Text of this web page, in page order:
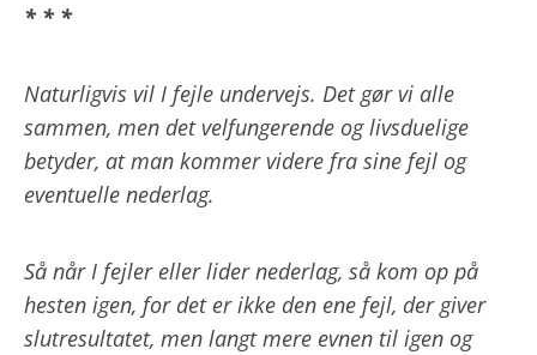
* * *
Naturligvis vil I fejle undervejs. Det gør vi alle
sammen, men det velfungerende og livsduelige
betyder, at man kommer videre fra sine fejl og
eventuelle nederlag.
Så når I fejler eller lider nederlag, så kom op på
hesten igen, for det er ikke den ene fejl, der giver
slutresultatet, men langt mere evnen til igen og